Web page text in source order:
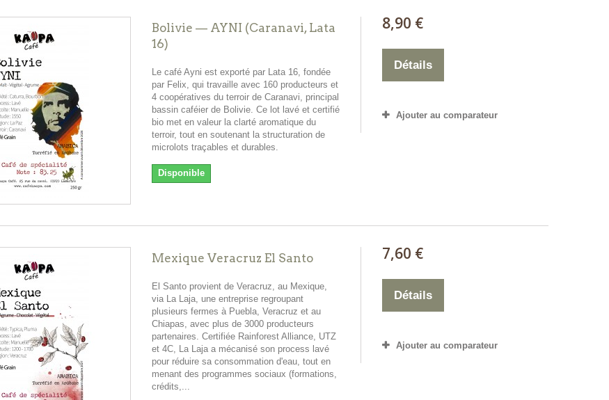
Bolivie — AYNI (Caranavi, Lata
16)
Le café Ayni est exporté par Lata 16, fondée
par Felix, qui travaille avec 160 producteurs et
4 coopératives du terroir de Caranavi, principal
bassin caféier de Bolivie. Ce lot lavé et certifié
bio met en valeur la clarté aromatique du
terroir, tout en soutenant la structuration de
microlots traçables et durables.
Disponible
8,90 €
Détails
Ajouter au comparateur
Mexique Veracruz El Santo
El Santo provient de Veracruz, au Mexique,
via La Laja, une entreprise regroupant
plusieurs fermes à Puebla, Veracruz et au
Chiapas, avec plus de 3000 producteurs
partenaires. Certifiée Rainforest Alliance, UTZ
et 4C, La Laja a mécanisé son process lavé
pour réduire sa consommation d'eau, tout en
menant des programmes sociaux (formations,
crédits,...
7,60 €
Détails
Ajouter au comparateur